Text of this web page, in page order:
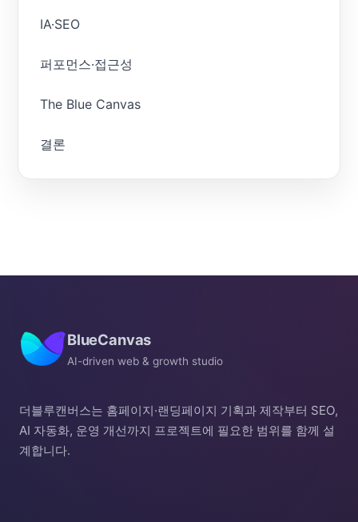
IA·SEO
퍼포먼스·접근성
The Blue Canvas
결론
BlueCanvas
AI-driven web & growth studio
더블루캔버스는 홈페이지·랜딩페이지 기획과 제작부터 SEO,
AI 자동화, 운영 개선까지 프로젝트에 필요한 범위를 함께 설
계합니다.